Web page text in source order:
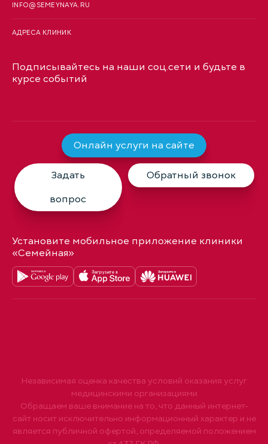
INFO@SEMEYNAYA.RU
АДРЕСА КЛИНИК
Подписывайтесь на наши соц.сети и будьте в
курсе событий
Онлайн услуги на сайте
Задать
вопрос
Обратный звонок
Установите мобильное приложение клиники
«Семейная»
Независимая оценка качества условий оказания услуг
медицинскими организациями
Обращаем ваше внимание на то, что данный интернет-
сайт носит исключительно информационный характер и не
является публичной офертой, определяемой положением